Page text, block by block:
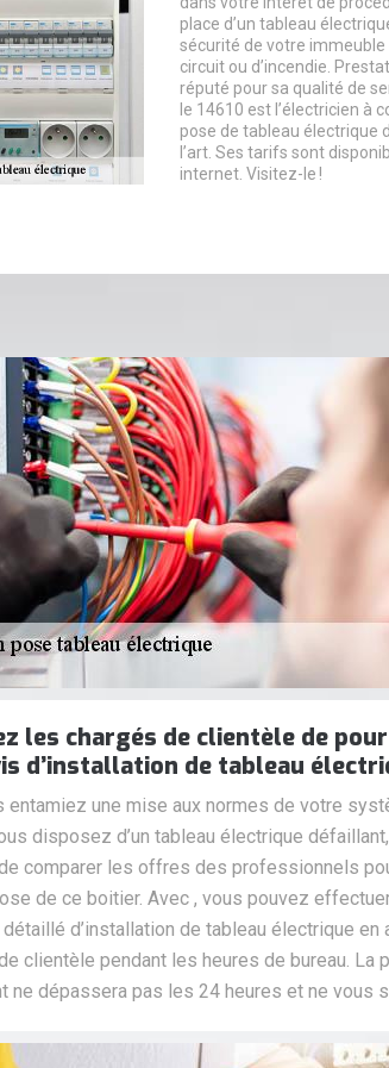
place d’un tableau
sécurité de votre immeuble
circuit ou d’incendie.
réputé pour sa qualité de
le 14610 est l’électricien à
pose de tableau électrique
l’art. Ses tarifs sont
internet. Visitez-le !
les chargés de clientèle de
d’installation de tableau
entamiez une mise aux normes de votre
disposez d’un tableau électrique
comparer les offres des professionnels
de ce boitier. Avec , vous pouvez
d’installation de tableau électrique en
clientèle pendant les heures de bureau. La
ne dépassera pas les 24 heures et ne vous